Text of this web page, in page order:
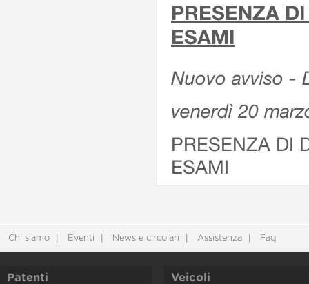
PRESENZA
ESAMI
Nuovo avviso -
venerdì 20
PRESENZA DI
ESAMI
Chi siamo Eventi News e circolari Assistenza Faq
Patenti Veicoli